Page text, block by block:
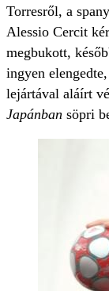
Torresről, a
Alessio Cercit
megbukott,
ingyen
lejártával aláírt
Japánban söpri